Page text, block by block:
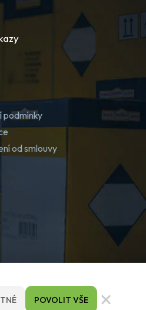
podmínky
od smlouvy
POVOLIT VŠE